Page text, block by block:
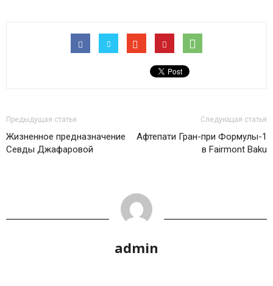
Предыдущая статья
Жизненное предназначение
Севды Джафаровой
Следующая статья
Афтепати Гран-при Формулы-1
в Fairmont Baku
admin